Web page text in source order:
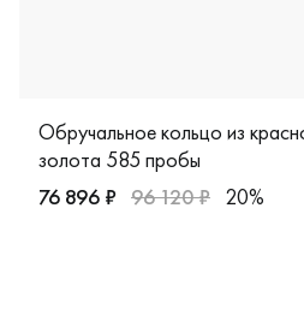
Обручальное кольцо из
золота 585 пробы
Мужские, парные, красное
76 896 ₽ 96 120 ₽ 20%